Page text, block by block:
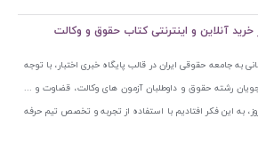
خرید آنلاین و اینترنتی کتاب حقوق و وکالت
جامعه حقوقی ایران در قالب پایگاه خبری اختبار، با توجه
رشته حقوق و داوطلبان آزمون های وکالت، قضاوت و ...
به این فکر افتادیم با استفاده از تجربه و تخصص تیم حرفه
ایران ارائه کنیم. به این منظور با راه اندازی و تجهیز